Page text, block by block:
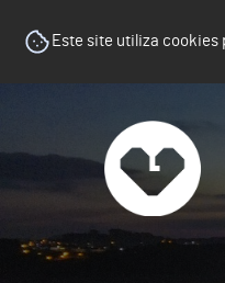
Este site utiliza cookies